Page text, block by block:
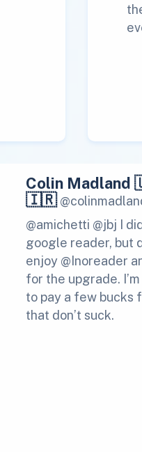
Colin
🇮🇷
@amichetti @jbj I
google reader, but
enjoy @Inoreader
for the upgrade.
to pay a few bucks
that don’t suck.